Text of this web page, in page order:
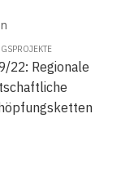
22: Regionale